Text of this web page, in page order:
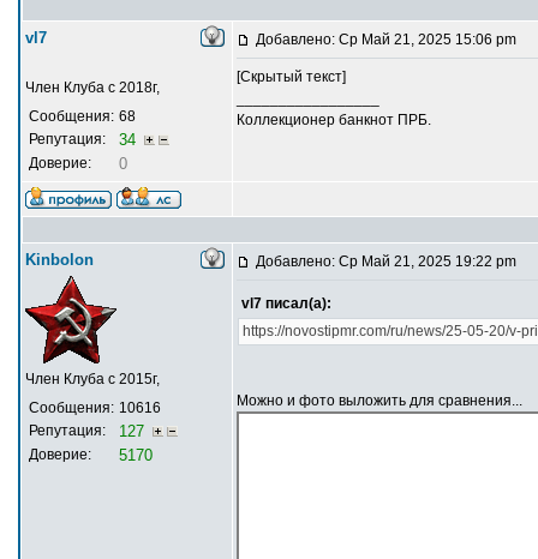
vl7
Член Клуба с 2018г,
Сообщения: 68
Репутация:
34
Доверие: 0
Добавлено: Ср Май 21, 2025 15:06 pm
[Скрытый текст]
Коллекционер банкнот ПРБ.
Kinbolon
Член Клуба с 2015г,
Сообщения: 10616
Репутация:
127
Доверие: 5170
Добавлено: Ср Май 21, 2025 19:22 pm
vl7 писал(а):
https://novostipmr.com/ru/news/25-05-20/v-
Можно и фото выложить для сравнения...